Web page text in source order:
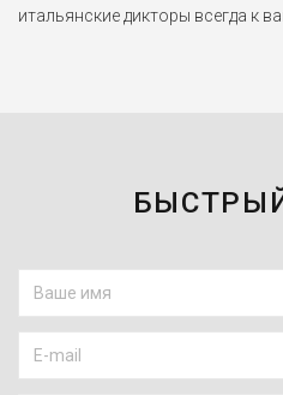
итальянские дикторы всегда к